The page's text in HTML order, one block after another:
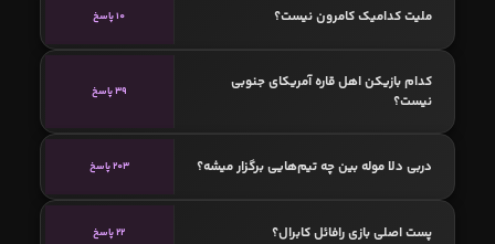
ملیت کدامیک کامرون نیست؟ 10 پاسخ
کدام بازیکن اهل قاره آمریکای جنوبی
نیست؟
39 پاسخ
دربی دلا موله بین چه تیم‌هایی برگزار میشه؟ 203 پاسخ
پست اصلی بازی رافائل کابرال؟ 22 پاسخ